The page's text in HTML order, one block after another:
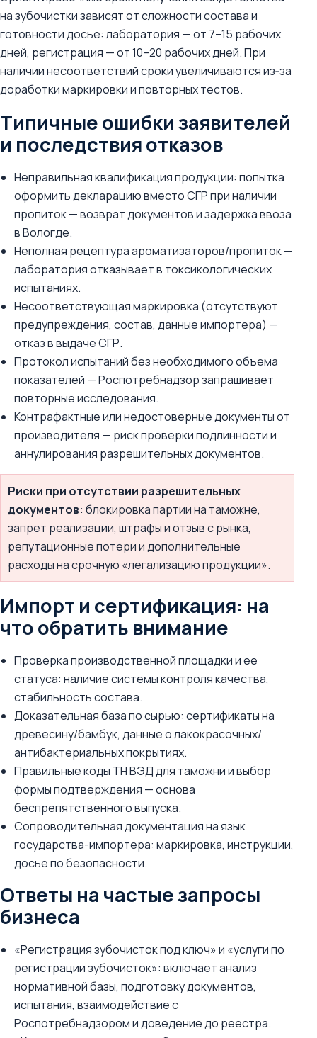
на зубочистки зависят от сложности состава и
готовности досье: лаборатория — от 7–15 рабочих
дней, регистрация — от 10–20 рабочих дней. При
наличии несоответствий сроки увеличиваются из‑за
доработки маркировки и повторных тестов.
Типичные ошибки заявителей
и последствия отказов
Неправильная квалификация продукции: попытка
оформить декларацию вместо СГР при наличии
пропиток — возврат документов и задержка ввоза
в Вологде.
Неполная рецептура ароматизаторов/пропиток —
лаборатория отказывает в токсикологических
испытаниях.
Несоответствующая маркировка (отсутствуют
предупреждения, состав, данные импортера) —
отказ в выдаче СГР.
Протокол испытаний без необходимого объема
показателей — Роспотребнадзор запрашивает
повторные исследования.
Контрафактные или недостоверные документы от
производителя — риск проверки подлинности и
аннулирования разрешительных документов.
Риски при отсутствии разрешительных
документов: блокировка партии на таможне,
запрет реализации, штрафы и отзыв с рынка,
репутационные потери и дополнительные
расходы на срочную «легализацию продукции».
Импорт и сертификация: на
что обратить внимание
Проверка производственной площадки и ее
статуса: наличие системы контроля качества,
стабильность состава.
Доказательная база по сырью: сертификаты на
древесину/бамбук, данные о лакокрасочных/
антибактериальных покрытиях.
Правильные коды ТН ВЭД для таможни и выбор
формы подтверждения — основа
беспрепятственного выпуска.
Сопроводительная документация на язык
государства-импортера: маркировка, инструкции,
досье по безопасности.
Ответы на частые запросы
бизнеса
«Регистрация зубочисток под ключ» и «услуги по
регистрации зубочисток»: включает анализ
нормативной базы, подготовку документов,
испытания, взаимодействие с
Роспотребнадзором и доведение до реестра.